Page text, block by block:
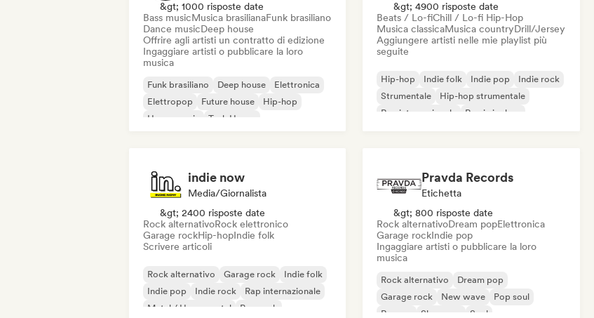
&gt; 1000 risposte date
Bass musicMusica brasilianaFunk brasiliano
Dance musicDeep house
Offrire agli artisti un contratto di edizione
Ingaggiare artisti o pubblicare la loro
musica
Funk brasiliano Deep house
Elettronica
Elettropop
Future house
Hip-hop
House music
Tech House
&gt; 4900 risposte date
Beats / Lo-fiChill / Lo-fi Hip-Hop
Musica classicaMusica countryDrill/Jersey
Aggiungere artisti nelle mie playlist più
seguite
Hip-hop Indie folk Indie pop
Indie rock
Strumentale
Hip-hop strumentale
Rap internazionale
Rap in inglese
indie now
Media/Giornalista
&gt; 2400 risposte date
Rock alternativoRock elettronico
Garage rockHip-hopIndie folk
Scrivere articoli
Rock alternativo Garage rock
Indie folk
Indie pop
Indie rock
Rap internazionale
Metal / Heavy metal
Pop rock
Pravda Records
Etichetta
&gt; 800 risposte date
Rock alternativoDream popElettronica
Garage rockIndie pop
Ingaggiare artisti o pubblicare la loro
musica
Rock alternativo
Dream pop
Garage rock
New wave
Pop soul
Reggae
Shoegaze Soul